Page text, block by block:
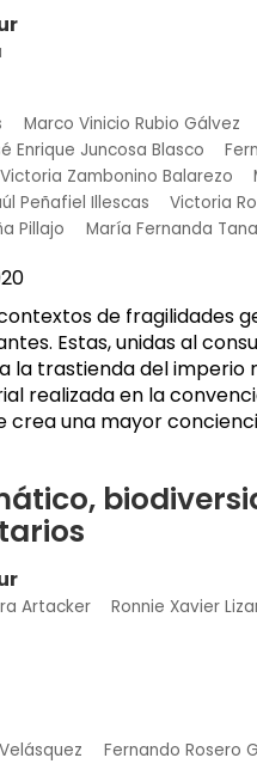
Marco Vinicio Rubio Gálvez
Enrique Juncosa Blasco
Victoria Zambonino Balarezo
Peñafiel Illescas
Victoria
Pillajo
María Fernanda
de fragilidades
Estas, unidas al
la trastienda del
realizada en la
crea una mayor
Artacker Ronnie Xavier
Fernando Rosero